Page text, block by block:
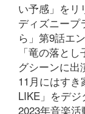
い予感」をリ
ディズニープ
ら」第9話エ
「竜の落と
グシーンに出
11月にはす
LIKE」をデジ
2023年音楽